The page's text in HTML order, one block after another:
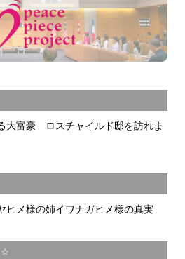
大富豪 ロスチャイルド邸を訪れま
ヒメ様の姉イワナガヒメ様の真実